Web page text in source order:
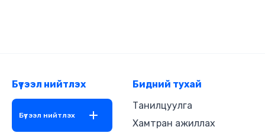
Бүтээл нийтлэх
Бүтээл нийтлэх
Бидний тухай
Танилцуулга
Хамтран ажиллах